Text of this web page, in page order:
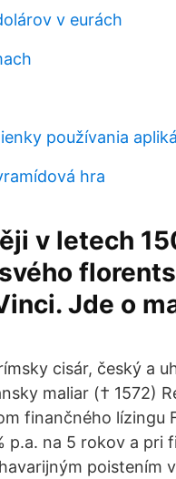
v eurách
používania
hra
v letech
Jde o
cisár, český a
maliar († 1572)
finančného lízingu
p.a. na 5 rokov a
poistením